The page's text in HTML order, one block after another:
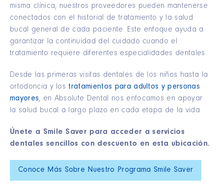
misma clínica, nuestros proveedores pueden mantenerse
conectados con el historial de tratamiento y la salud
bucal general de cada paciente. Este enfoque ayuda a
garantizar la continuidad del cuidado cuando el
tratamiento requiere diferentes especialidades dentales.
Desde las primeras visitas dentales de los niños hasta la
ortodoncia y los tratamientos para adultos y personas
mayores, en Absolute Dental nos enfocamos en apoyar
la salud bucal a largo plazo en cada etapa de la vida.
Únete a Smile Saver para acceder a servicios
dentales sencillos con descuento en esta ubicación.
Conoce Más Sobre Nuestro Programa Smile Saver